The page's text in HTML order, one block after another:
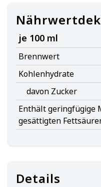
je 100 ml
Brennwert
Kohlenhydrate
davon Zucker
Enthält geringfügige
gesättigten
Details